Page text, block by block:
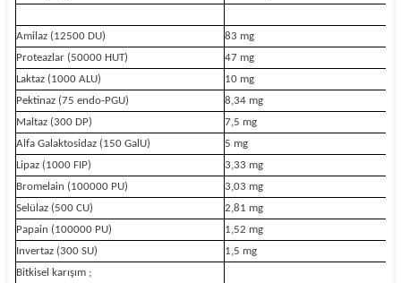
Amilaz (12500 DU)
83 mg
Proteazlar (50000 HUT)
47 mg
Laktaz (1000 ALU)
10 mg
Pektinaz (75 endo-PGU)
8,34 mg
Maltaz (300 DP)
7,5 mg
Alfa Galaktosidaz (150 GalU)
5 mg
Lipaz (1000 FIP)
3,33 mg
Bromelain (100000 PU)
3,03 mg
Selülaz (500 CU)
2,81 mg
Papain (100000 PU)
1,52 mg
Invertaz (300 SU)
1,5 mg
Bitkisel karışım ;